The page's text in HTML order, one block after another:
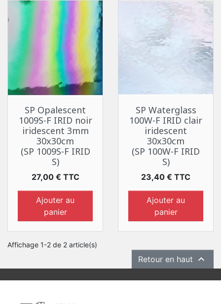
SP Opalescent
1009S-F IRID noir
iridescent 3mm
30x30cm
(SP 1009S-F IRID
S)
Prix
27,00 € TTC
Ajouter au
panier
SP Waterglass
100W-F IRID clair
iridescent
30x30cm
(SP 100W-F IRID
S)
Prix
23,40 € TTC
Ajouter au
panier
Affichage 1-2 de 2 article(s)
Retour en haut 